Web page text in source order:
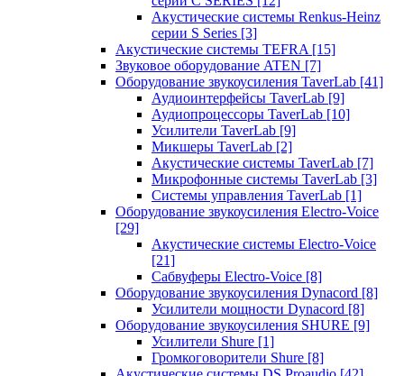
Акустические системы Renkus-Heinz
серии S Series [3]
Акустические системы TEFRA [15]
Звуковое оборудование ATEN [7]
Оборудование звукоусиления TaverLab [41]
Аудиоинтерфейсы TaverLab [9]
Аудиопроцессоры TaverLab [10]
Усилители TaverLab [9]
Микшеры TaverLab [2]
Акустические системы TaverLab [7]
Микрофонные системы TaverLab [3]
Системы управления TaverLab [1]
Оборудование звукоусиления Electro-Voice
[29]
Акустические системы Electro-Voice
[21]
Сабвуферы Electro-Voice [8]
Оборудование звукоусиления Dynacord [8]
Усилители мощности Dynacord [8]
Оборудование звукоусиления SHURE [9]
Усилители Shure [1]
Громкоговорители Shure [8]